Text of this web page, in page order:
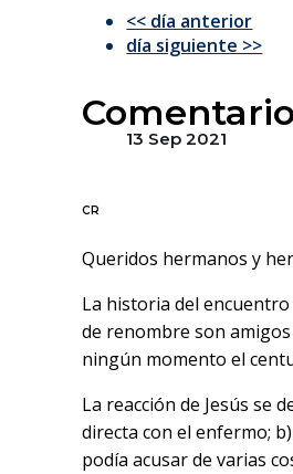
<< día anterior
día siguiente >>
13 Sep 2021
CR
Queridos hermanos y
La historia del
de renombre son
ningún momento el
La reacción de Jesús se
directa con el enfermo;
podía acusar de varias